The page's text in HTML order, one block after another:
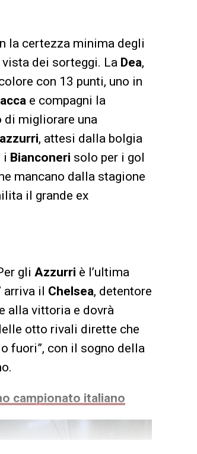
la certezza minima degli
dei sorteggi. La Dea,
con 13 punti, uno in
e compagni la
di migliorare una
, attesi dalla bolgia
i Bianconeri solo per i gol
mancano dalla stagione
il grande ex
gli Azzurri è l’ultima
arriva il Chelsea, detentore
alla vittoria e dovrà
otto rivali dirette che
fuori”, con il sogno della
campionato italiano